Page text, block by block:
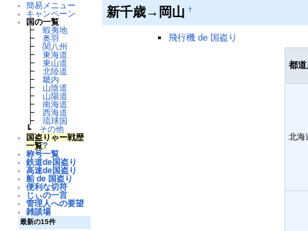
簡易メニュー
キャンペーン
国の一覧
┣蝦夷地
┣奥羽
┣ 関八州
┣東海道
┣東山道
┣北陸道
┣畿内
┣ 山陰道
┣ 山陽道
┣南海道
┣西海道
┣琉球国
┗ その他
国盗りゃー戦歴
一覧?
称号一覧
鉄道de国盗り
高速de国盗り
船 de 国盗り
便利な切符
じぃの一言
管理人への要望
雑談場
最新の15件
新千歳→岡山 †
飛行機 de 国盗り
都
北海